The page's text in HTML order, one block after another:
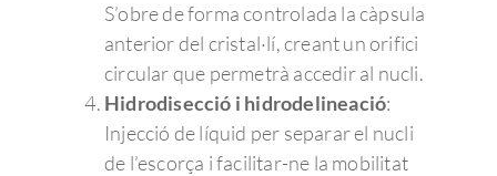
S’obre de forma controlada la càpsula
anterior del cristal·lí, creant un orifici
circular que permetrà accedir al nucli.
Hidrodisecció i hidrodelineació:
Injecció de líquid per separar el nucli
de l’escorça i facilitar-ne la mobilitat
Enfermedades
Córnea
Retina y mácula
Tratamientos
Cirugía refractiva
Admira Visión